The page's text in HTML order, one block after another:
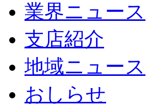
業界ニュース
支店紹介
地域ニュース
おしらせ